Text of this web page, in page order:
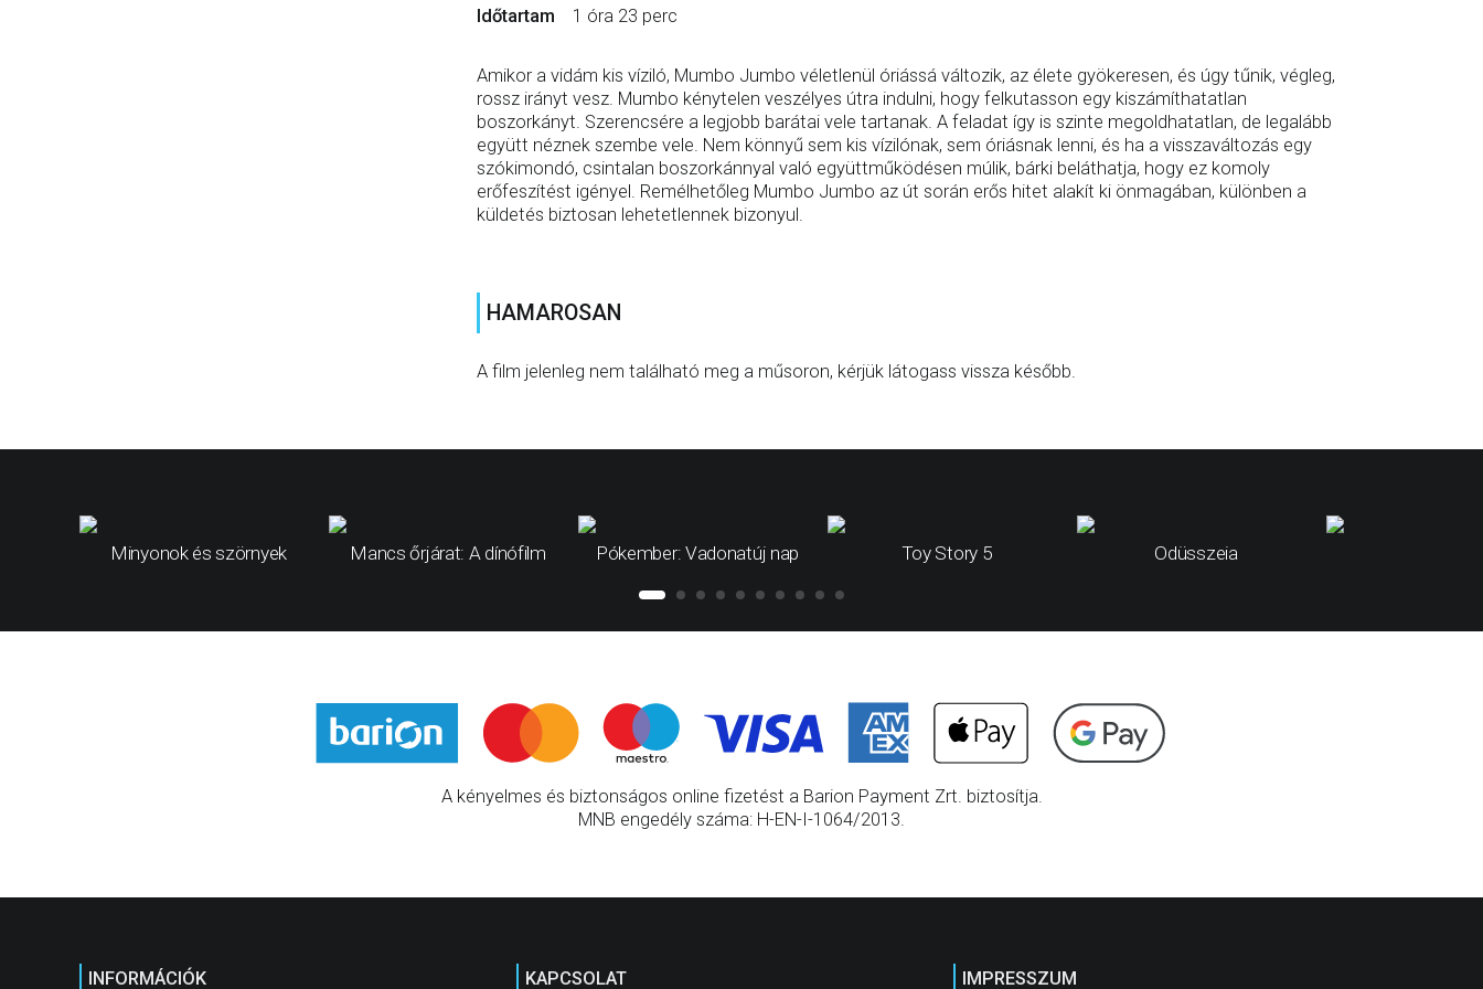
Időtartam
1 óra 23 perc
Amikor a vidám kis víziló, Mumbo Jumbo véletlenül óriássá változik, az élete gyökeresen, és úgy tűnik, végleg,
rossz irányt vesz. Mumbo kénytelen veszélyes útra indulni, hogy felkutasson egy kiszámíthatatlan
boszorkányt. Szerencsére a legjobb barátai vele tartanak. A feladat így is szinte megoldhatatlan, de legalább
együtt néznek szembe vele. Nem könnyű sem kis vízilónak, sem óriásnak lenni, és ha a visszaváltozás egy
szókimondó, csintalan boszorkánnyal való együttműködésen múlik, bárki beláthatja, hogy ez komoly
erőfeszítést igényel. Remélhetőleg Mumbo Jumbo az út során erős hitet alakít ki önmagában, különben a
küldetés biztosan lehetetlennek bizonyul.
HAMAROSAN
A film jelenleg nem található meg a műsoron, kérjük látogass vissza később.
Minyonok és szörnyek Mancs őrjárat: A dínófilm Pókember: Vadonatúj nap Toy Story 5 Odüsszeia
A kényelmes és biztonságos online fizetést a Barion Payment Zrt. biztosítja.
MNB engedély száma: H-EN-I-1064/2013.
INFORMÁCIÓK KAPCSOLAT IMPRESSZUM